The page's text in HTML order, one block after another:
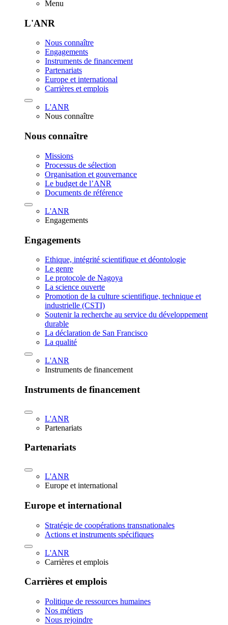
Menu
L'ANR
Nous connaître
Engagements
Instruments de financement
Partenariats
Europe et international
Carrières et emplois
L'ANR
Nous connaître
Nous connaître
Missions
Processus de sélection
Organisation et gouvernance
Le budget de l’ANR
Documents de référence
L'ANR
Engagements
Engagements
Ethique, intégrité scientifique et déontologie
Le genre
Le protocole de Nagoya
La science ouverte
Promotion de la culture scientifique, technique et
industrielle (CSTI)
Soutenir la recherche au service du développement
durable
La déclaration de San Francisco
La qualité
L'ANR
Instruments de financement
Instruments de financement
L'ANR
Partenariats
Partenariats
L'ANR
Europe et international
Europe et international
Stratégie de coopérations transnationales
Actions et instruments spécifiques
L'ANR
Carrières et emplois
Carrières et emplois
Politique de ressources humaines
Nos métiers
Nous rejoindre